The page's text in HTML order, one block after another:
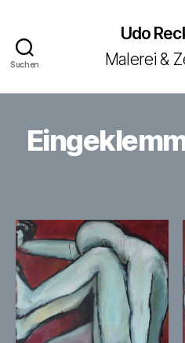
Suchen
Udo
Malerei &